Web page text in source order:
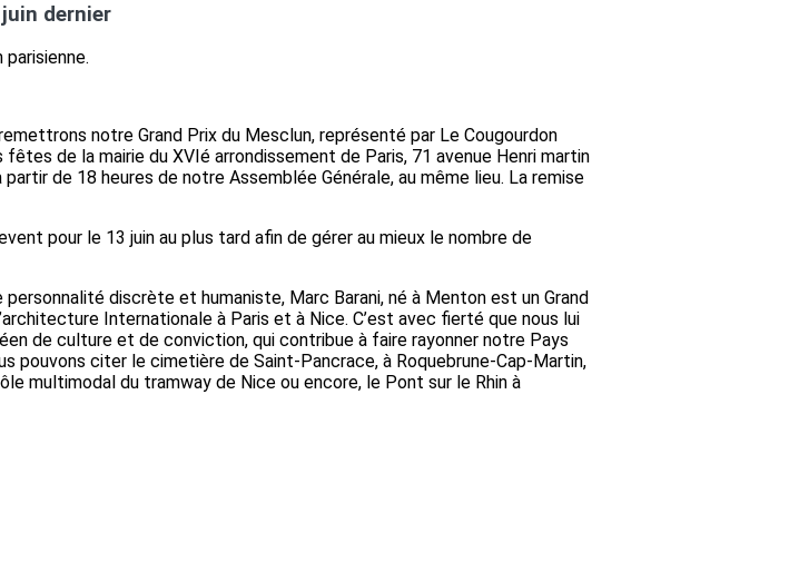
dernier
notre Grand Prix du Mesclun, représenté par Le Cougourdon
fêtes de la mairie du XVIé arrondissement de Paris, 71 avenue Henri martin
de 18 heures de notre Assemblée Générale, au même lieu. La remise
pour le 13 juin au plus tard afin de gérer au mieux le nombre de
discrète et humaniste, Marc Barani, né à Menton est un Grand
Internationale à Paris et à Nice. C’est avec fierté que nous lui
de culture et de conviction, qui contribue à faire rayonner notre Pays
pouvons citer le cimetière de Saint-Pancrace, à Roquebrune-Cap-Martin,
multimodal du tramway de Nice ou encore, le Pont sur le Rhin à